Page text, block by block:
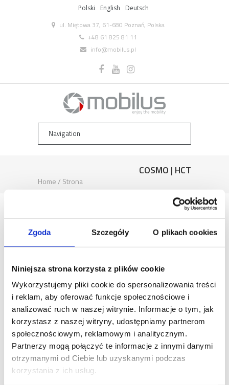
Zgoda Szczegóły O plikach cookies
Niniejsza strona korzysta z plików cookie
Wykorzystujemy pliki cookie do spersonalizowania treści
i reklam, aby oferować funkcje społecznościowe i
analizować ruch w naszej witrynie. Informacje o tym, jak
korzystasz z naszej witryny, udostępniamy partnerom
społecznościowym, reklamowym i analitycznym.
Partnerzy mogą połączyć te informacje z innymi danymi
otrzymanymi od Ciebie lub uzyskanymi podczas
korzystania z ich usług.
Polski English Deutsch
ul. Miętowa 37, 61-680 Poznań, Polska
+48 61 825 81 11
info@mobilus.pl
COSMO | HCT
Home/ Strona
COSMO | HCT
GRUP KANAŁÓW AUTOMATYKA: TRYB
TRYB POZOROWANEJ OBECNOŚCI UŻYTKOWNIKA
INTERFEJS UŻYTKOWNIKA W 8 JĘZYKACH
MOŻLIWOŚĆ KONFIGURACJI Z POZIOMU
KOMPUTERA PC WYŚWIETLACZ LCD 240 x 320 px
MICRO USB KOLORY: BIAŁY, CZARNY KOD
DYNAMICZNY MODULACJA FSK 868 MHz 3 x R03 [...]